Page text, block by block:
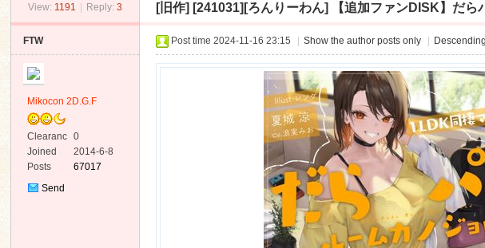
› ›
View: 1191 Reply: 3 [旧作] [241031][ろんりーわん] 【追加ファンDISK】だ
FTW
Mikocon 2D.G.F
Clearanc
e
0
Joined
2014-6-8
Posts
67017
Send
Post time 2024-11-16 23:15 Show the author posts only Descending